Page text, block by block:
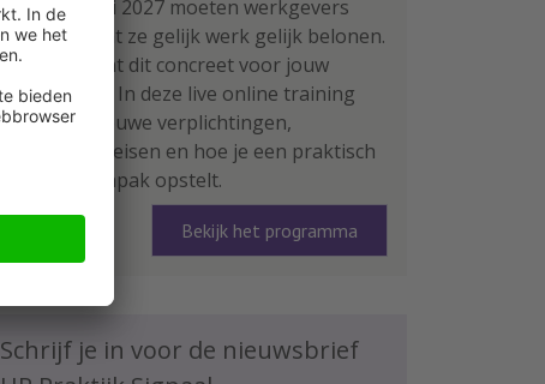
Per 1 januari 2027 moeten werkgevers
aantonen dat ze gelijk werk gelijk belonen.
Wat betekent dit concreet voor jouw
organisatie? In deze live online training
leer je de nieuwe verplichtingen,
rapportage-eisen en hoe je een praktisch
plan van aanpak opstelt.
Bekijk het programma
Schrijf je in voor de nieuwsbrief